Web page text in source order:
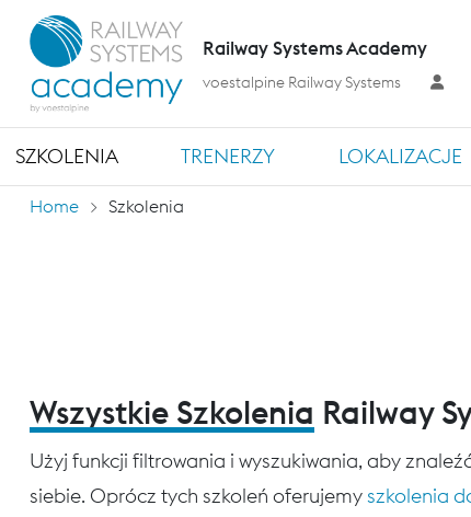
SZKOLENIA TRENERZY LOKALIZACJE
Railway Systems Academy
voestalpine Railway Systems
Home Szkolenia
Wszystkie Szkolenia Railway
Użyj funkcji filtrowania i wyszukiwania, aby
siebie. Oprócz tych szkoleń oferujemyszkolenia